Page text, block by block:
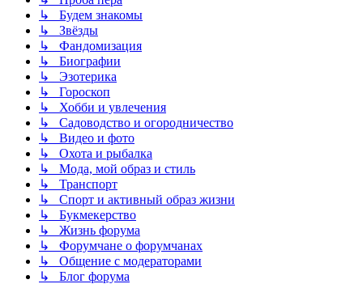
↳ Будем знакомы
↳ Звёзды
↳ Фандомизация
↳ Биографии
↳ Эзотерика
↳ Гороскоп
↳ Хобби и увлечения
↳ Садоводство и огородничество
↳ Видео и фото
↳ Охота и рыбалка
↳ Мода, мой образ и стиль
↳ Транспорт
↳ Спорт и активный образ жизни
↳ Букмекерство
↳ Жизнь форума
↳ Форумчане о форумчанах
↳ Общение с модераторами
↳ Блог форума